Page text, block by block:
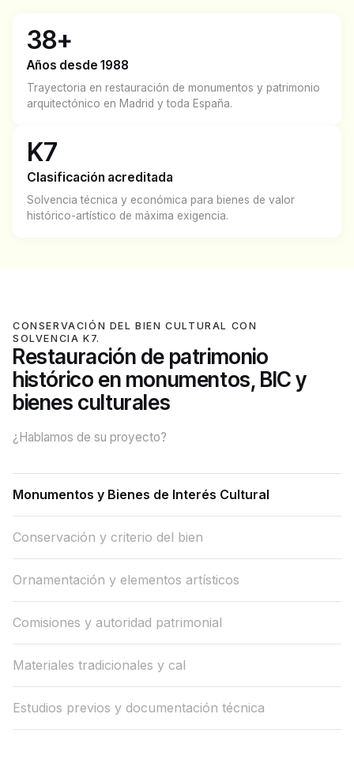
38+
Años desde 1988
Trayectoria en restauración de monumentos y patrimonio
arquitectónico en Madrid y toda España.
K7
Clasificación acreditada
Solvencia técnica y económica para bienes de valor
histórico-artístico de máxima exigencia.
CONSERVACIÓN DEL BIEN CULTURAL CON
SOLVENCIA K7.
Restauración de patrimonio
histórico en monumentos, BIC y
bienes culturales
¿Hablamos de su proyecto?
Monumentos y Bienes de Interés Cultural
Conservación y criterio del bien
Ornamentación y elementos artísticos
Comisiones y autoridad patrimonial
Materiales tradicionales y cal
Estudios previos y documentación técnica